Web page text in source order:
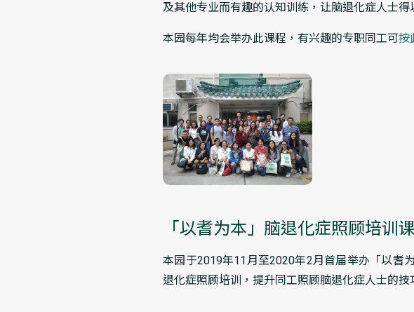
及其他专业而有趣的认知训练，让脑退化症人士
本园每年均会举办此课程，有兴趣的专职同工可按
「以耆为本」脑退化症照顾培训
本园于2019年11月至2020年2月首届举办「以耆
退化症照顾培训，提升同工照顾脑退化症人士的技